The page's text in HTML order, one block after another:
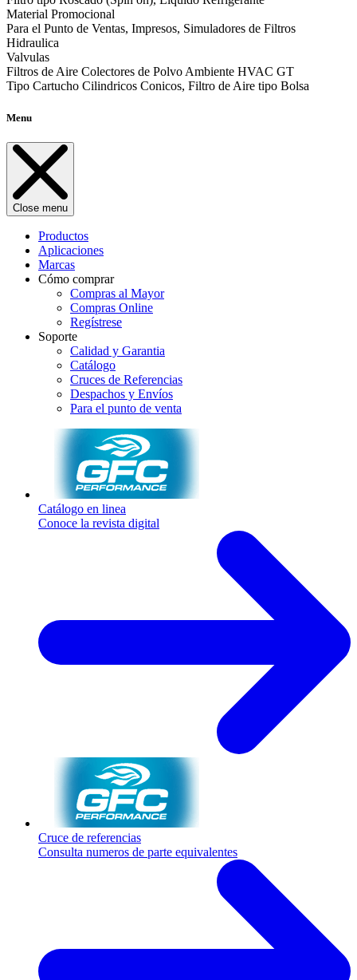
Material Promocional
Para el Punto de Ventas, Impresos, Simuladores de Filtros
Hidraulica
Valvulas
Filtros de Aire Colectores de Polvo Ambiente HVAC GT
Tipo Cartucho Cilindricos Conicos, Filtro de Aire tipo Bolsa
Menu
Close menu
Productos
Aplicaciones
Marcas
Cómo comprar
Compras al Mayor
Compras Online
Regístrese
Soporte
Calidad y Garantia
Catálogo
Cruces de Referencias
Despachos y Envíos
Para el punto de venta
Catálogo en linea
Conoce la revista digital
Cruce de referencias
Consulta numeros de parte equivalentes